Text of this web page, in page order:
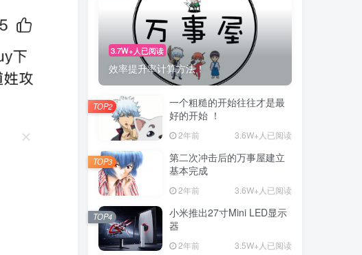
3.7W+人已阅读
效率提升率计算方法！
一个粗糙的开始往往才是最
好的开始 ！
2年前 3.6W+人已阅读
TOP2
第二次冲击后的万事屋建立
基本完成
2年前 3.6W+人已阅读
TOP3
小米推出27寸Mini LED显示
器
2年前 3.5W+人已阅读
TOP4